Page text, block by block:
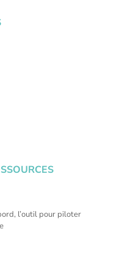
l’outil pour piloter